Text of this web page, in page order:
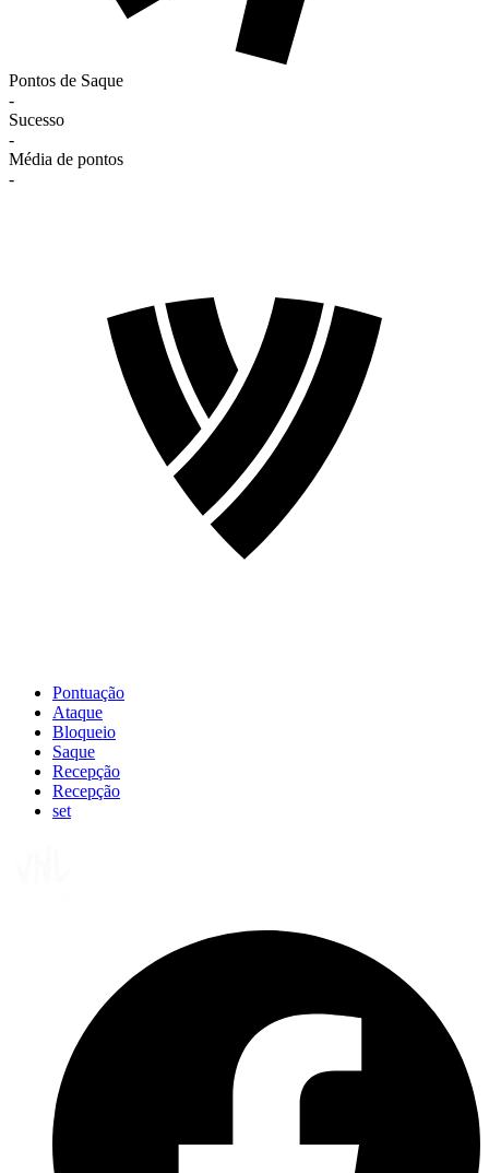
Pontos de Saque
-
Sucesso
-
Média de pontos
-
Pontuação
Ataque
Bloqueio
Saque
Recepção
Recepção
set